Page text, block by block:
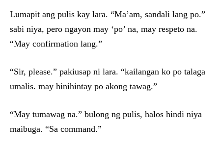
Lumapit ang pulis kay lara. “Ma’am, sandali lang po.”
sabi niya, pero ngayon may ‘po’ na, may respeto na.
“May confirmation lang.”
“Sir, please.” pakiusap ni lara. “kailangan ko po talaga
umalis. may hinihintay po akong tawag.”
“May tumawag na.” bulong ng pulis, halos hindi niya
maibuga. “Sa command.”